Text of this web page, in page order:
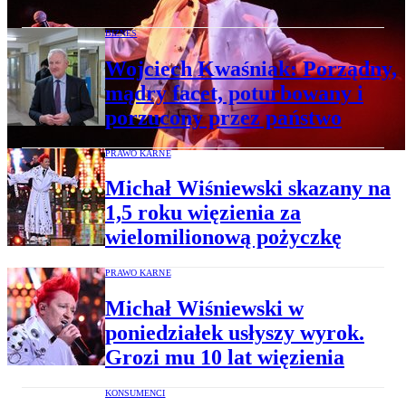
BIZNES
Wojciech Kwaśniak: Porządny,
mądry facet, poturbowany i
porzucony przez państwo
PRAWO KARNE
Michał Wiśniewski skazany na
1,5 roku więzienia za
wielomilionową pożyczkę
PRAWO KARNE
Michał Wiśniewski w
poniedziałek usłyszy wyrok.
Grozi mu 10 lat więzienia
KONSUMENCI